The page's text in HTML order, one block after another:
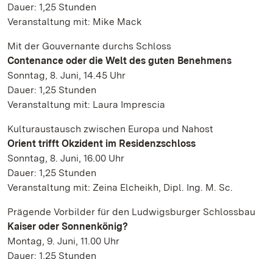
Dauer: 1,25 Stunden
Veranstaltung mit: Mike Mack
Mit der Gouvernante durchs Schloss
Contenance oder die Welt des guten Benehmens
Sonntag, 8. Juni, 14.45 Uhr
Dauer: 1,25 Stunden
Veranstaltung mit: Laura Imprescia
Kulturaustausch zwischen Europa und Nahost
Orient trifft Okzident im Residenzschloss
Sonntag, 8. Juni, 16.00 Uhr
Dauer: 1,25 Stunden
Veranstaltung mit: Zeina Elcheikh, Dipl. Ing. M. Sc.
Prägende Vorbilder für den Ludwigsburger Schlossbau
Kaiser oder Sonnenkönig?
Montag, 9. Juni, 11.00 Uhr
Dauer: 1,25 Stunden